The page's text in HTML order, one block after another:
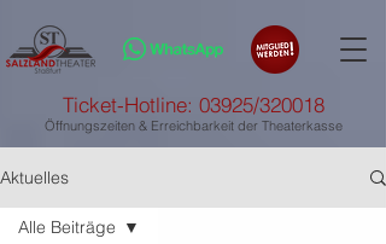
Ticket-Hotline: 03925/320018
Öffnungszeiten & Erreichbarkeit der Theaterkasse
Aktuelles
Alle Beiträge